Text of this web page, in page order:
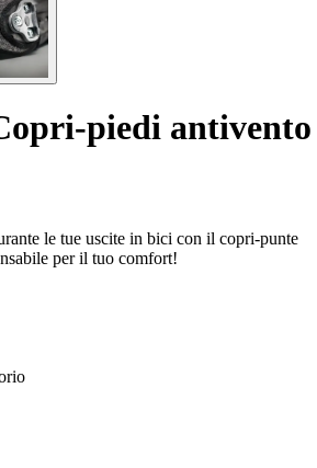
piedi antivento
le tue uscite in bici con il copri-punte
per il tuo comfort!